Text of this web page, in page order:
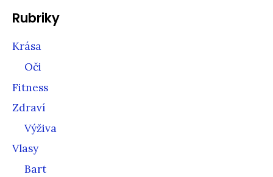
Rubriky
Krása
Oči
Fitness
Zdraví
Výživa
Vlasy
Bart